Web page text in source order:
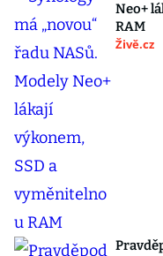
Neo+
RAM
Živě.cz